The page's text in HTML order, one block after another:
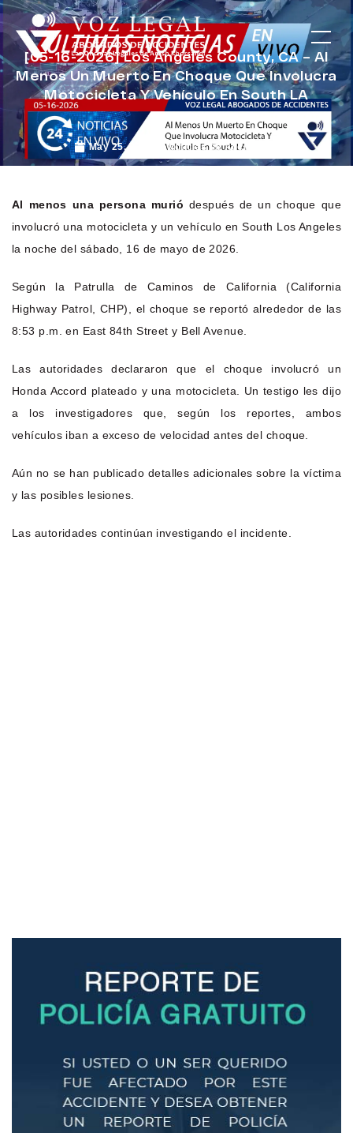
[05-16-2026] Los Angeles County, CA – Al
Menos Un Muerto En Choque Que Involucra
Motocicleta Y Vehículo En South LA
May 25, 2026 Noticias de Accidentes
Al menos una persona murió después de un choque que
involucró una motocicleta y un vehículo en South Los Angeles
la noche del sábado, 16 de mayo de 2026.
Según la Patrulla de Caminos de California (California
Highway Patrol, CHP), el choque se reportó alrededor de las
8:53 p.m. en East 84th Street y Bell Avenue.
Las autoridades declararon que el choque involucró un
Honda Accord plateado y una motocicleta. Un testigo les dijo
a los investigadores que, según los reportes, ambos
vehículos iban a exceso de velocidad antes del choque.
Aún no se han publicado detalles adicionales sobre la víctima
y las posibles lesiones.
Las autoridades continúan investigando el incidente.